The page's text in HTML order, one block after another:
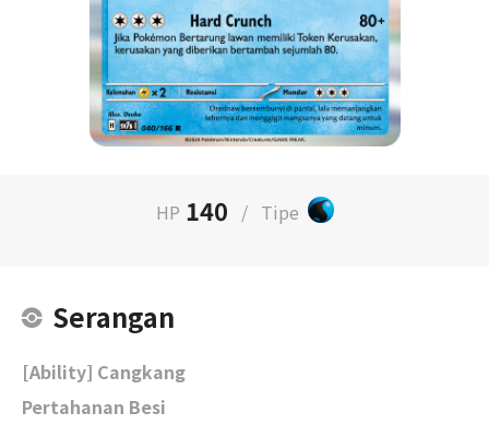
HP 140 / Tipe
Serangan
[Ability] Cangkang
Pertahanan Besi